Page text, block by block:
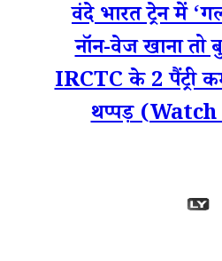
वंदे भारत ट्रेन में
नॉन-वेज खाना तो
IRCTC के 2 पैंट्री
थप्पड़